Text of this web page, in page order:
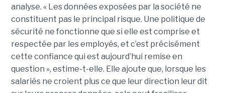
analyse. « Les données exposées par la société ne
constituent pas le principal risque. Une politique de
sécurité ne fonctionne que si elle est comprise et
respectée par les employés, et c’est précisément
cette confiance qui est aujourd’hui remise en
question », estime-t-elle. Elle ajoute que, lorsque les
salariés ne croient plus ce que leur direction leur dit